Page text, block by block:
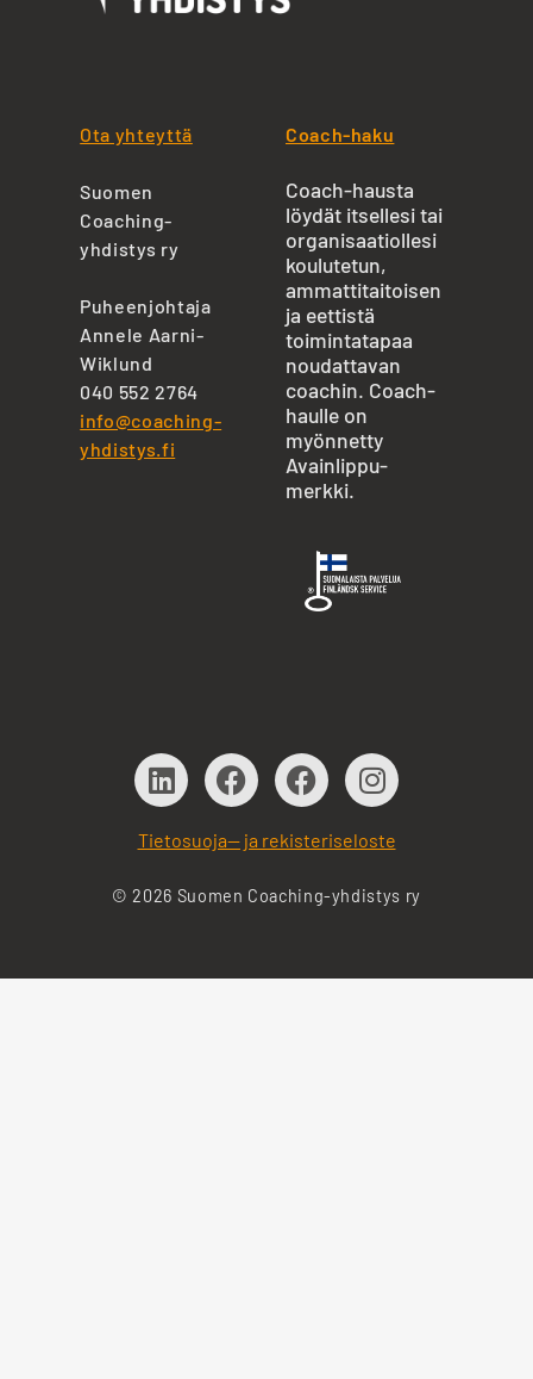
Ota yhteyttä
Suomen
Coaching-
yhdistys ry
Puheenjohtaja
Annele Aarni-
Wiklund
040 552 2764
info@coaching-
yhdistys.fi
Coach-haku
Coach-hausta
löydät itsellesi tai
organisaatiollesi
koulutetun,
ammattitaitoisen
ja eettistä
toimintatapaa
noudattavan
coachin. Coach-
haulle on
myönnetty
Avainlippu-
merkki.
Tietosuoja— ja rekisteriseloste
© 2026 Suomen Coaching-yhdistys ry